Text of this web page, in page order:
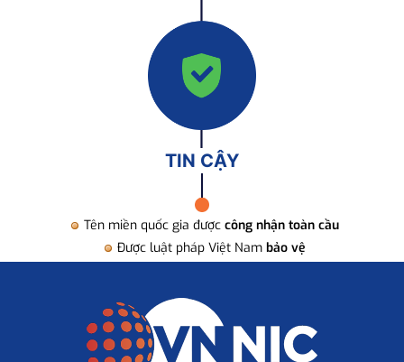
TIN CẬY
Tên miền quốc gia được công nhận toàn cầu
Được luật pháp Việt Nam bảo vệ